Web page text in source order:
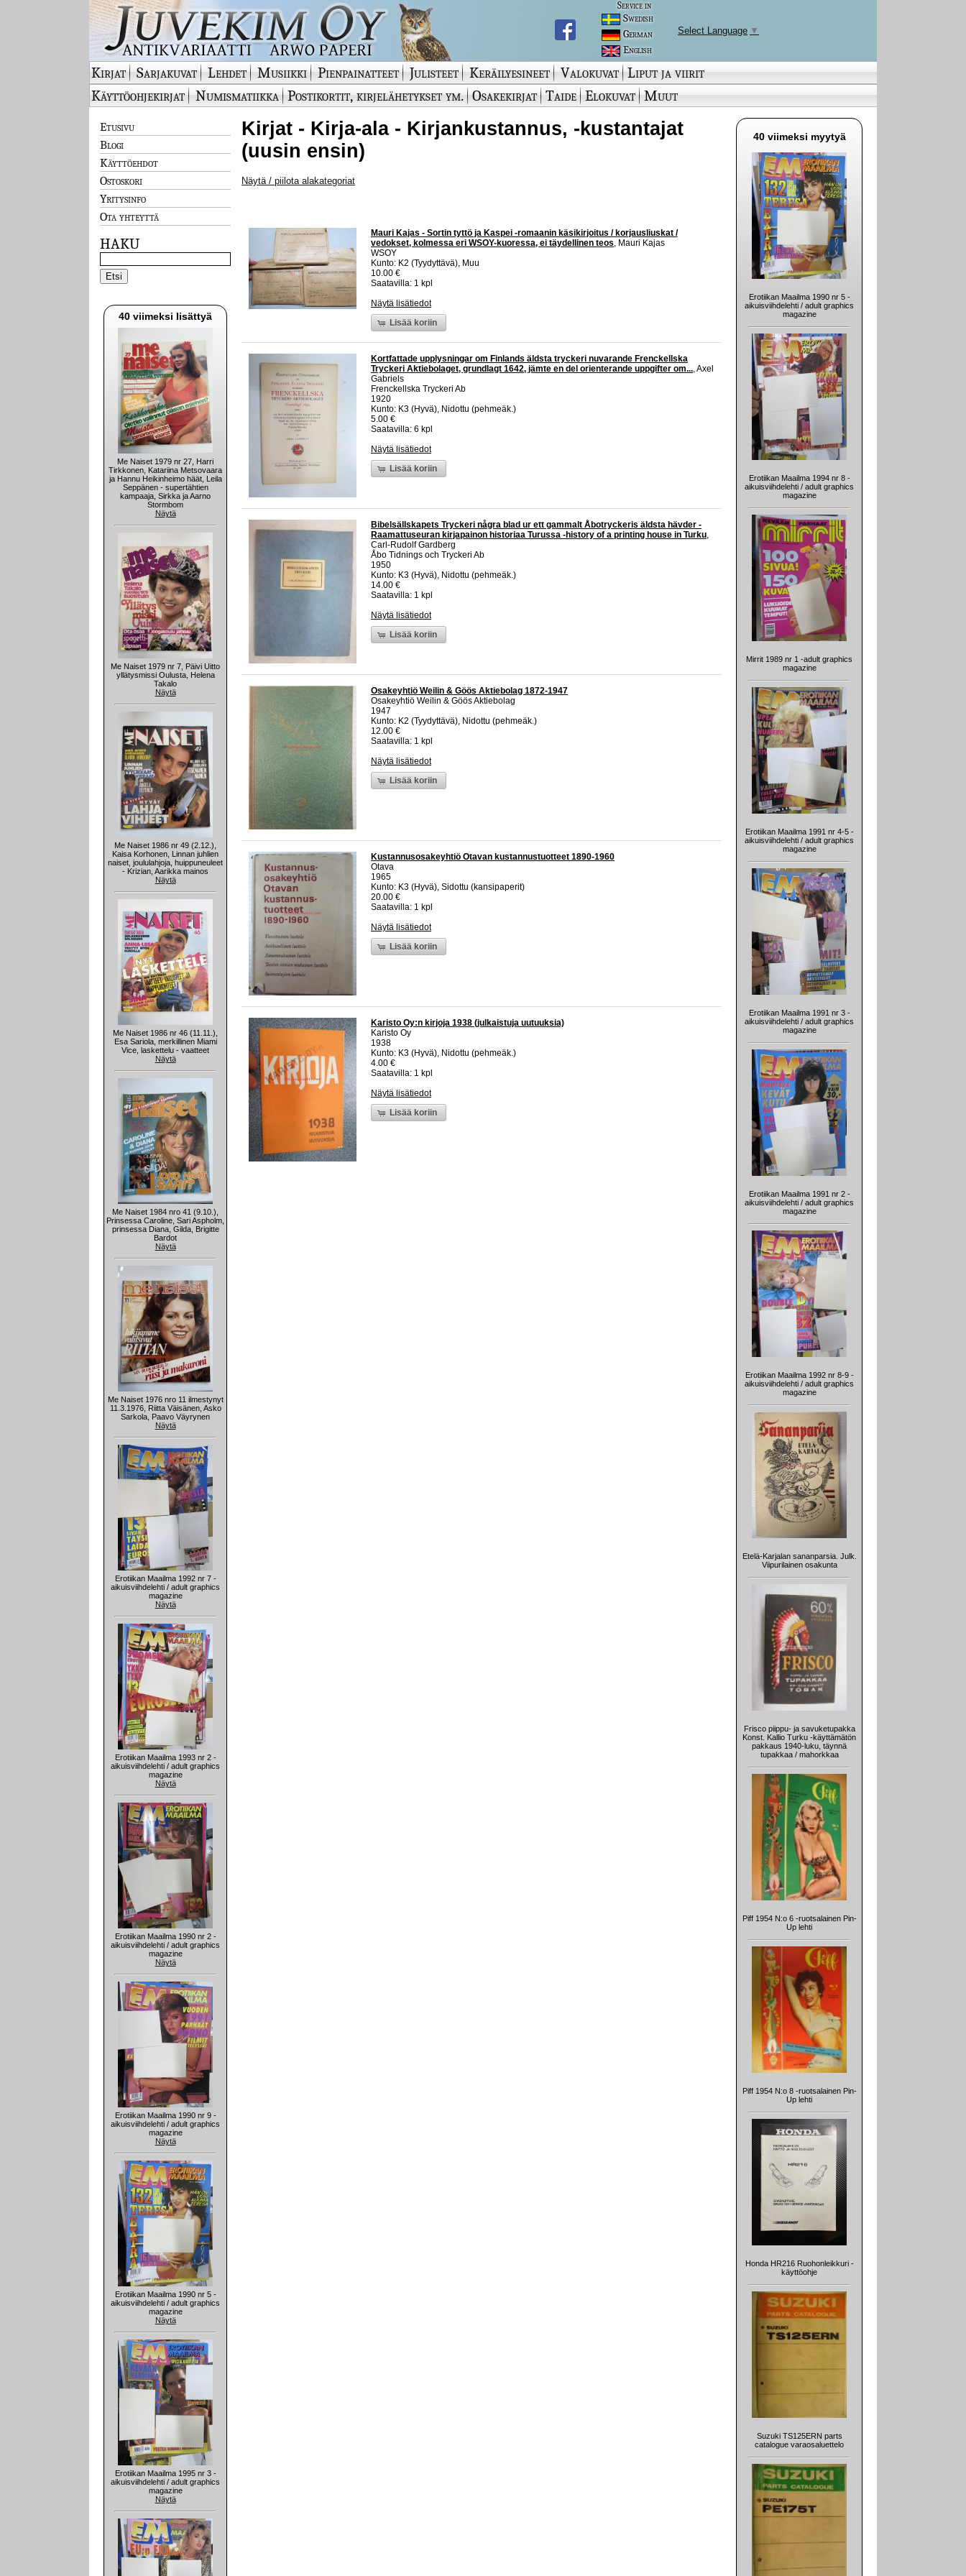
Service in
Swedish
German
English
Select Language ▼
Kirjat Sarjakuvat Lehdet Musiikki Pienpainatteet Julisteet Keräilyesineet Valokuvat Liput ja viirit
Käyttöohjekirjat
Numismatiikka Postikortit, kirjelähetykset ym. Osakekirjat Taide Elokuvat Muut
Etusivu
Blogi
Käyttöehdot
Ostoskori
Yritysinfo
Ota yhteyttä
HAKU
40 viimeksi lisättyä
Me Naiset 1979 nr 27, Harri
Tirkkonen, Katariina Metsovaara
ja Hannu Heikinheimo häät, Leila
Seppänen - supertähtien
kampaaja, Sirkka ja Aarno
Stormbom
Näytä
Me Naiset 1979 nr 7, Päivi Uitto
yllätysmissi Oulusta, Helena
Takalo
Näytä
Me Naiset 1986 nr 49 (2.12.),
Kaisa Korhonen, Linnan juhlien
naiset, joululahjoja, huippuneuleet
- Krizian, Aarikka mainos
Näytä
Me Naiset 1986 nr 46 (11.11.),
Esa Sariola, merkillinen Miami
Vice, laskettelu - vaatteet
Näytä
Me Naiset 1984 nro 41 (9.10.),
Prinsessa Caroline, Sari Aspholm,
prinsessa Diana, Gilda, Brigitte
Bardot
Näytä
Me Naiset 1976 nro 11 ilmestynyt
11.3.1976, Riitta Väisänen, Asko
Sarkola, Paavo Väyrynen
Näytä
Erotiikan Maailma 1992 nr 7 -
aikuisviihdelehti / adult graphics
magazine
Näytä
Erotiikan Maailma 1993 nr 2 -
aikuisviihdelehti / adult graphics
magazine
Näytä
Erotiikan Maailma 1990 nr 2 -
aikuisviihdelehti / adult graphics
magazine
Näytä
Erotiikan Maailma 1990 nr 9 -
aikuisviihdelehti / adult graphics
magazine
Näytä
Erotiikan Maailma 1990 nr 5 -
aikuisviihdelehti / adult graphics
magazine
Näytä
Erotiikan Maailma 1995 nr 3 -
aikuisviihdelehti / adult graphics
magazine
Näytä
Kirjat - Kirja-ala - Kirjankustannus, -kustantajat
(uusin ensin)
Näytä / piilota alakategoriat
Mauri Kajas - Sortin tyttö ja Kaspei -romaanin käsikirjoitus / korjausliuskat /
vedokset, kolmessa eri WSOY-kuoressa, ei täydellinen teos, Mauri Kajas
WSOY
Kunto: K2 (Tyydyttävä), Muu
10.00 €
Saatavilla: 1 kpl
Näytä lisätiedot
Lisää koriin
Kortfattade upplysningar om Finlands äldsta tryckeri nuvarande Frenckellska
Tryckeri Aktiebolaget, grundlagt 1642, jämte en del orienterande uppgifter om..., Axel
Gabriels
Frenckellska Tryckeri Ab
1920
Kunto: K3 (Hyvä), Nidottu (pehmeäk.)
5.00 €
Saatavilla: 6 kpl
Näytä lisätiedot
Lisää koriin
Bibelsällskapets Tryckeri några blad ur ett gammalt Åbotryckeris äldsta hävder -
Raamattuseuran kirjapainon historiaa Turussa -history of a printing house in Turku,
Carl-Rudolf Gardberg
Åbo Tidnings och Tryckeri Ab
1950
Kunto: K3 (Hyvä), Nidottu (pehmeäk.)
14.00 €
Saatavilla: 1 kpl
Näytä lisätiedot
Lisää koriin
Osakeyhtiö Weilin & Göös Aktiebolag 1872-1947
Osakeyhtiö Weilin & Göös Aktiebolag
1947
Kunto: K2 (Tyydyttävä), Nidottu (pehmeäk.)
12.00 €
Saatavilla: 1 kpl
Näytä lisätiedot
Lisää koriin
Kustannusosakeyhtiö Otavan kustannustuotteet 1890-1960
Otava
1965
Kunto: K3 (Hyvä), Sidottu (kansipaperit)
20.00 €
Saatavilla: 1 kpl
Näytä lisätiedot
Lisää koriin
Karisto Oy:n kirjoja 1938 (julkaistuja uutuuksia)
Karisto Oy
1938
Kunto: K3 (Hyvä), Nidottu (pehmeäk.)
4.00 €
Saatavilla: 1 kpl
Näytä lisätiedot
Lisää koriin
40 viimeksi myytyä
Erotiikan Maailma 1990 nr 5 -
aikuisviihdelehti / adult graphics
magazine
Erotiikan Maailma 1994 nr 8 -
aikuisviihdelehti / adult graphics
magazine
Mirrit 1989 nr 1 -adult graphics
magazine
Erotiikan Maailma 1991 nr 4-5 -
aikuisviihdelehti / adult graphics
magazine
Erotiikan Maailma 1991 nr 3 -
aikuisviihdelehti / adult graphics
magazine
Erotiikan Maailma 1991 nr 2 -
aikuisviihdelehti / adult graphics
magazine
Erotiikan Maailma 1992 nr 8-9 -
aikuisviihdelehti / adult graphics
magazine
Etelä-Karjalan sananparsia. Julk.
Viipurilainen osakunta
Frisco piippu- ja savuketupakka
Konst. Kallio Turku -käyttämätön
pakkaus 1940-luku, täynnä
tupakkaa / mahorkkaa
Piff 1954 N:o 6 -ruotsalainen Pin-
Up lehti
Piff 1954 N:o 8 -ruotsalainen Pin-
Up lehti
Honda HR216 Ruohonleikkuri -
käyttöohje
Suzuki TS125ERN parts
catalogue varaosaluettelo